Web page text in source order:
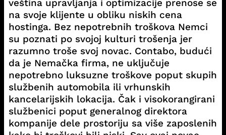
veština upravljanja i optimizacije prenose se
na svoje klijente u obliku niskih cena
hostinga. Bez nepotrebnih troškova Nemci
su poznati po svojoj kulturi trošenja jer
razumno troše svoj novac. Contabo, budući
da je Nemačka firma, ne uključuje
nepotrebno luksuzne troškove poput skupih
službenih automobila ili vrhunskih
kancelarijskih lokacija. Čak i visokorangirani
službenici poput generalnog direktora
kompanije dele prostoriju sa više zaposlenih